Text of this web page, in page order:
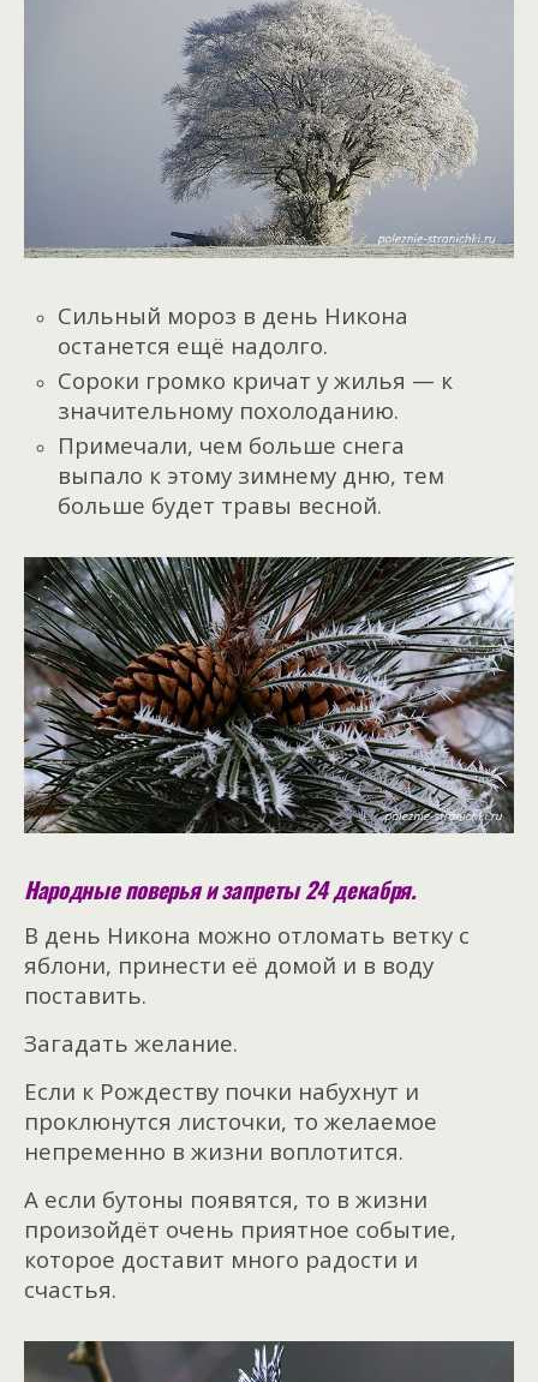
Сильный мороз в день Никона
останется ещё надолго.
Сороки громко кричат у жилья — к
значительному похолоданию.
Примечали, чем больше снега
выпало к этому зимнему дню, тем
больше будет травы весной.
Народные поверья и запреты 24 декабря.
В день Никона можно отломать ветку с
яблони, принести её домой и в воду
поставить.
Загадать желание.
Если к Рождеству почки набухнут и
проклюнутся листочки, то желаемое
непременно в жизни воплотится.
А если бутоны появятся, то в жизни
произойдёт очень приятное событие,
которое доставит много радости и
счастья.